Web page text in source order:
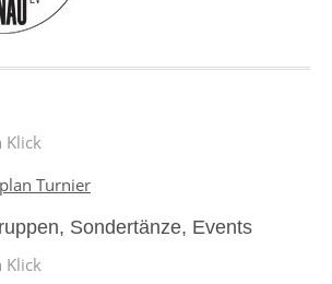
Klick
Turnier
Sondertänze, Events
Klick